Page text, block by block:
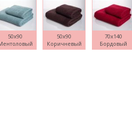
мышку
50x90
50x90
Коричневый
70x140
Бордовый